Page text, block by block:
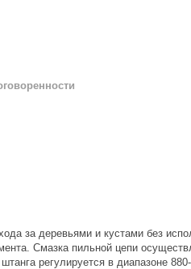
за деревьями и кустами без
Смазка пильной цепи
регулируется в диапазоне